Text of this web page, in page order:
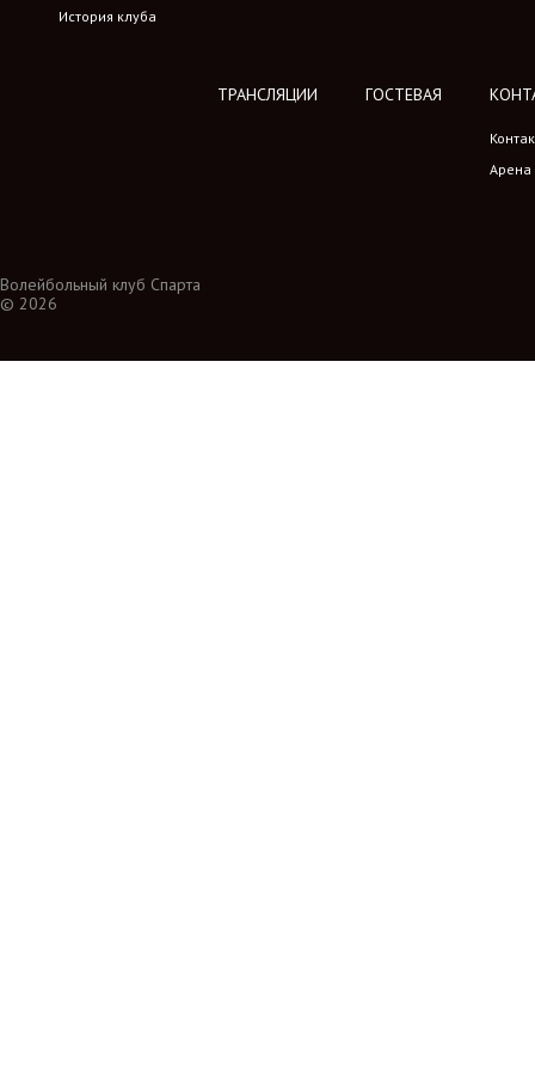
История клуба
ТРАНСЛЯЦИИ ГОСТЕВАЯ
Арена
Волейбольный клуб Спарта
© 2026